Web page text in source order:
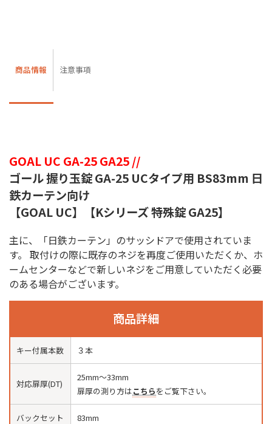
商品情報 注意事項
GOAL UC GA-25 GA25 //
ゴール 握り玉錠 GA-25 UCタイプ用 BS83mm 日
鉄カーテン向け
【GOAL UC】【Kシリーズ 特殊錠 GA25】
主に、「日鉄カーテン」のサッシドアで使用されていま
す。 取付けの際に既存のネジを再度ご使用いただくか、ホ
ームセンターなどで新しいネジをご用意していただく必要
のある場合がございます。
商品詳細
キー付属本数 ３本
対応扉厚(DT)
25mm〜33mm
扉厚の測り方はこちらをご覧下さい。
バックセット
83mm